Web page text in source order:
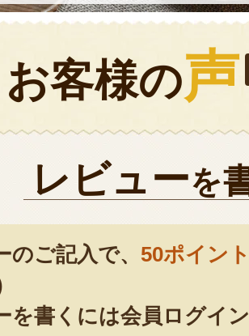
お客様の声
レビューを
のご記入で、 50ポイン
を書くには会員ログイ